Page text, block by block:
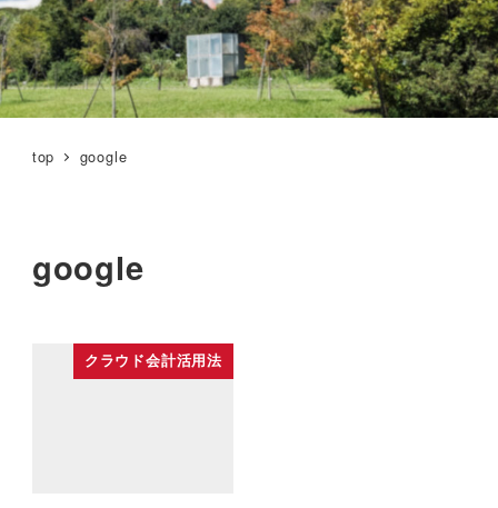
top google
google
クラウド会計活用法